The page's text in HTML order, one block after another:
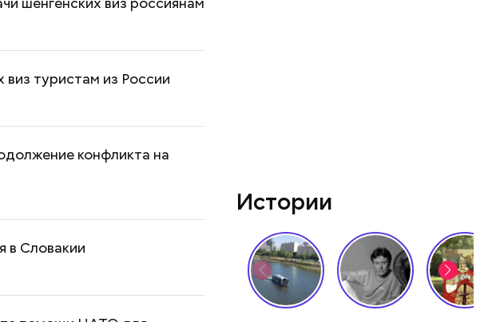
туристам из России
конфликта на
в Словакии
Истории